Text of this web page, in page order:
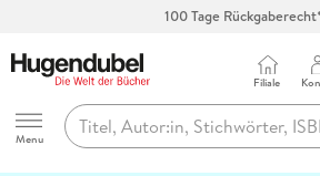
100 Tage
Hugendubel
Menu
Filiale